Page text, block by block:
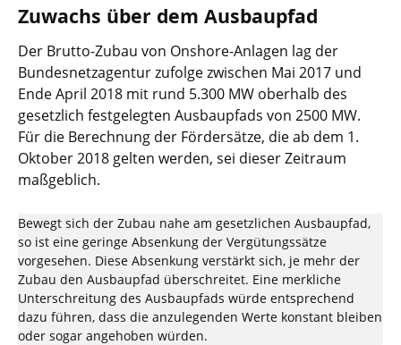
Zuwachs über dem Ausbaupfad
Der Brutto-Zubau von Onshore-Anlagen lag der
Bundesnetzagentur zufolge zwischen Mai 2017 und
Ende April 2018 mit rund 5.300 MW oberhalb des
gesetzlich festgelegten Ausbaupfads von 2500 MW.
Für die Berechnung der Fördersätze, die ab dem 1.
Oktober 2018 gelten werden, sei dieser Zeitraum
maßgeblich.
Bewegt sich der Zubau nahe am gesetzlichen Ausbaupfad,
so ist eine geringe Absenkung der Vergütungssätze
vorgesehen. Diese Absenkung verstärkt sich, je mehr der
Zubau den Ausbaupfad überschreitet. Eine merkliche
Unterschreitung des Ausbaupfads würde entsprechend
dazu führen, dass die anzulegenden Werte konstant bleiben
oder sogar angehoben würden.